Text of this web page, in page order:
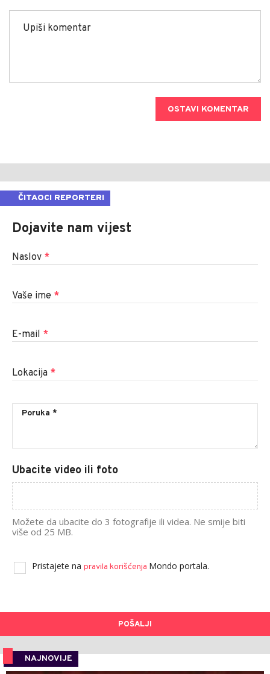
OSTAVI KOMENTAR
ČITAOCI REPORTERI
Dojavite nam vijest
Naslov *
Vaše ime *
E-mail *
Lokacija *
Ubacite video ili foto
Možete da ubacite do 3 fotografije ili videa. Ne smije biti
više od 25 MB.
Pristajete na pravila korišćenja Mondo portala.
POŠALJI
NAJNOVIJE